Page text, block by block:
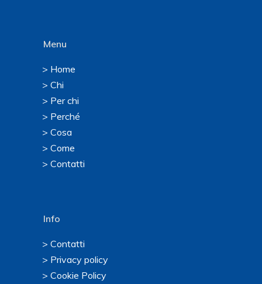
Menu
> Home
> Chi
> Per chi
> Perché
> Cosa
> Come
> Contatti
Info
> Contatti
> Privacy policy
> Cookie Policy